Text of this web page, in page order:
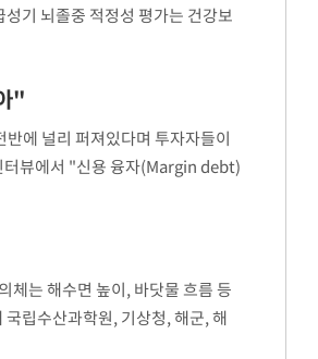
기 뇌졸중 적정성 평가는 건강보
평가하는 제도다. 일산병원은 이
"
에 널리 퍼져있다며 투자자들이
터뷰에서 "신용 융자(Margin debt)
체는 해수면 높이, 바닷물 흐름 등
립수산과학원, 기상청, 해군, 해
곳이 참석했다. 이날 포
"서장훈, 28억에 산 서초 건물
박찬민 딸 박민하, 배우·국가대표 병행하더